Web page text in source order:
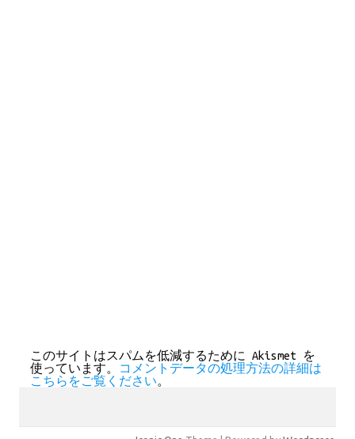
このサイトはスパムを低減するために Akismet を
使っています。
コメントデータの処理方法の詳細は
こちらをご覧ください。